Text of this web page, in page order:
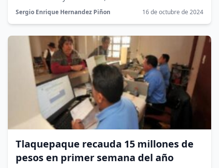
Pérez culpa a la anterior administración...
Sergio Enrique Hernandez Piñon 16 de octubre de 2024
Tlaquepaque recauda 15 millones de
pesos en primer semana del año